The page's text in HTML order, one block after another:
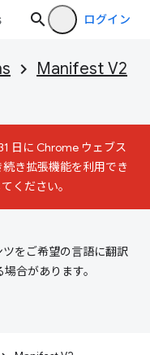
ログイン
Manifest V2
日に Chrome ウェブス
き拡張機能を利用でき
ください。
をご希望の言語に翻訳
合があります。